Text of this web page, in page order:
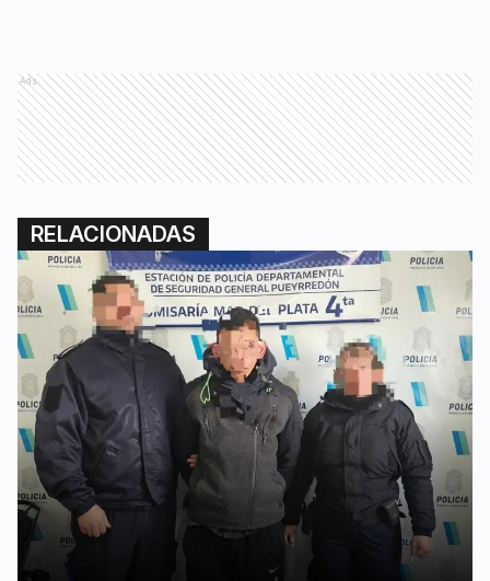
Ads
RELACIONADAS